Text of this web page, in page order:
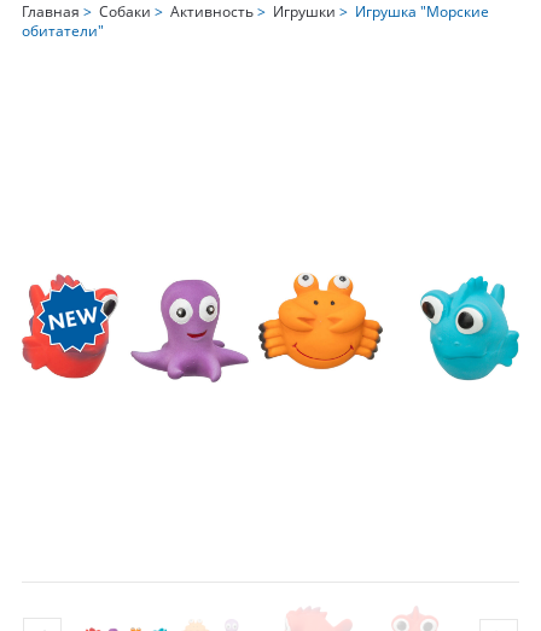
Главная > Собаки > Активность> Игрушки > Игрушка "Морские
обитатели"